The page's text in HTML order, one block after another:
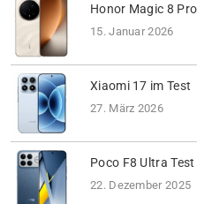
Honor Magic 8
15. Januar 2026
Xiaomi 17 im Test
27. März 2026
Poco F8 Ultra Test
22. Dezember 2025